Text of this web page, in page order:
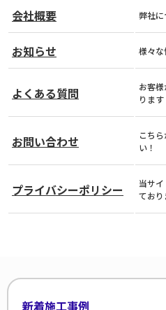
お問い合わせはこ
お見積りご希望の方、企業様はこちら
新着施工事例
会社概要 弊社
お知らせ 様々な
よくある質問
お客
ります
お問い合わせ
こち
い！
プライバシーポリシー
当サ
ており